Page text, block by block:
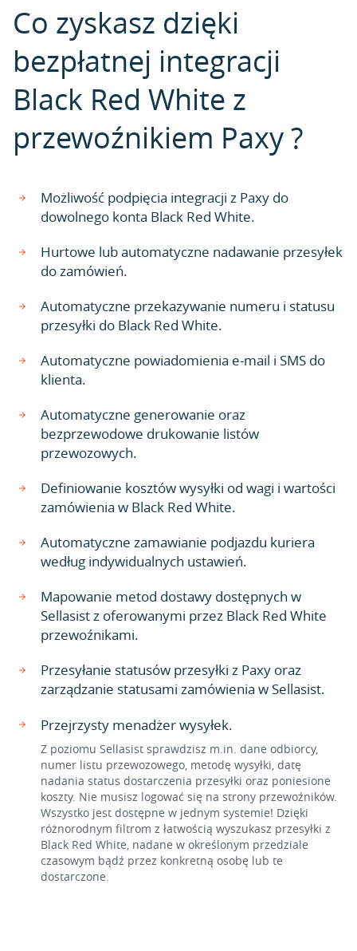
Co zyskasz dzięki
bezpłatnej integracji
Black Red White z
przewoźnikiem Paxy ?
Możliwość podpięcia integracji z Paxy do
dowolnego konta Black Red White.
Hurtowe lub automatyczne nadawanie przesyłek
do zamówień.
Automatyczne przekazywanie numeru i statusu
przesyłki do Black Red White.
Automatyczne powiadomienia e-mail i SMS do
klienta.
Automatyczne generowanie oraz
bezprzewodowe drukowanie listów
przewozowych.
Definiowanie kosztów wysyłki od wagi i wartości
zamówienia w Black Red White.
Automatyczne zamawianie podjazdu kuriera
według indywidualnych ustawień.
Mapowanie metod dostawy dostępnych w
Sellasist z oferowanymi przez Black Red White
przewoźnikami.
Przesyłanie statusów przesyłki z Paxy oraz
zarządzanie statusami zamówienia w Sellasist.
Przejrzysty menadżer wysyłek.
Z poziomu Sellasist sprawdzisz m.in. dane odbiorcy,
numer listu przewozowego, metodę wysyłki, datę
nadania status dostarczenia przesyłki oraz poniesione
koszty. Nie musisz logować się na strony przewoźników.
Wszystko jest dostępne w jednym systemie! Dzięki
różnorodnym filtrom z łatwością wyszukasz przesyłki z
Black Red White, nadane w określonym przedziale
czasowym bądź przez konkretną osobę lub te
dostarczone.